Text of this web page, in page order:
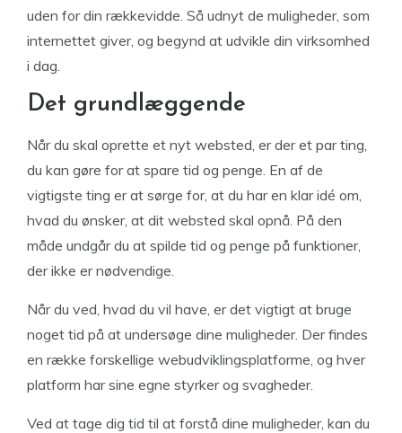
uden for din rækkevidde. Så udnyt de muligheder, som
internettet giver, og begynd at udvikle din virksomhed
i dag.
Det grundlæggende
Når du skal oprette et nyt websted, er der et par ting,
du kan gøre for at spare tid og penge. En af de
vigtigste ting er at sørge for, at du har en klar idé om,
hvad du ønsker, at dit websted skal opnå. På den
måde undgår du at spilde tid og penge på funktioner,
der ikke er nødvendige.
Når du ved, hvad du vil have, er det vigtigt at bruge
noget tid på at undersøge dine muligheder. Der findes
en række forskellige webudviklingsplatforme, og hver
platform har sine egne styrker og svagheder.
Ved at tage dig tid til at forstå dine muligheder, kan du